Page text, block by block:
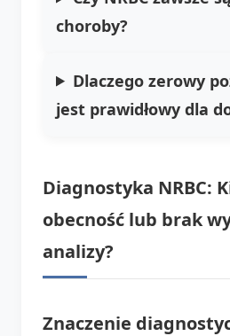
choroby?
Dlaczego zerowy
jest prawidłowy dla
Diagnostyka NRBC:
obecność lub brak
analizy?
Znaczenie